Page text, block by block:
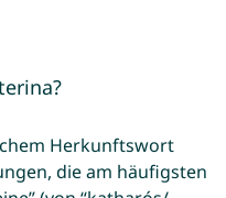
Herkunftswort
die am häufigsten